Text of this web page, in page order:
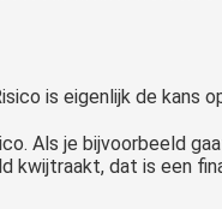
is eigenlijk de
Als je bijvoorbeeld
kwijtraakt, dat is een